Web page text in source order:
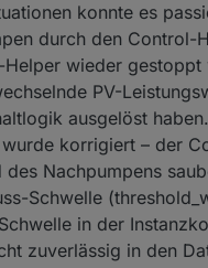
konnte es
durch den Control-
wieder gestoppt
PV-
ausgelöst haben.
wurde korrigiert – der
Nachpumpens
Schwelle
in der
zuverlässig in den